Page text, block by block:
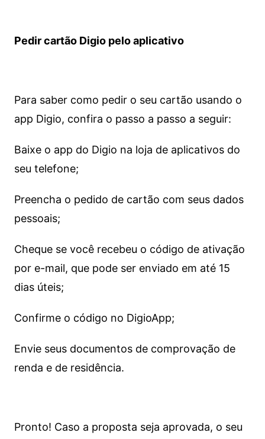
Pedir cartão Digio pelo aplicativo
Para saber como pedir o seu cartão usando o
app Digio, confira o passo a passo a seguir:
Baixe o app do Digio na loja de aplicativos do
seu telefone;
Preencha o pedido de cartão com seus dados
pessoais;
Cheque se você recebeu o código de ativação
por e-mail, que pode ser enviado em até 15
dias úteis;
Confirme o código no DigioApp;
Envie seus documentos de comprovação de
renda e de residência.
Pronto! Caso a proposta seja aprovada, o seu